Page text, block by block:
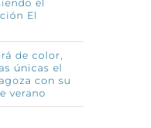
el
El
de color,
únicas el
con su
verano